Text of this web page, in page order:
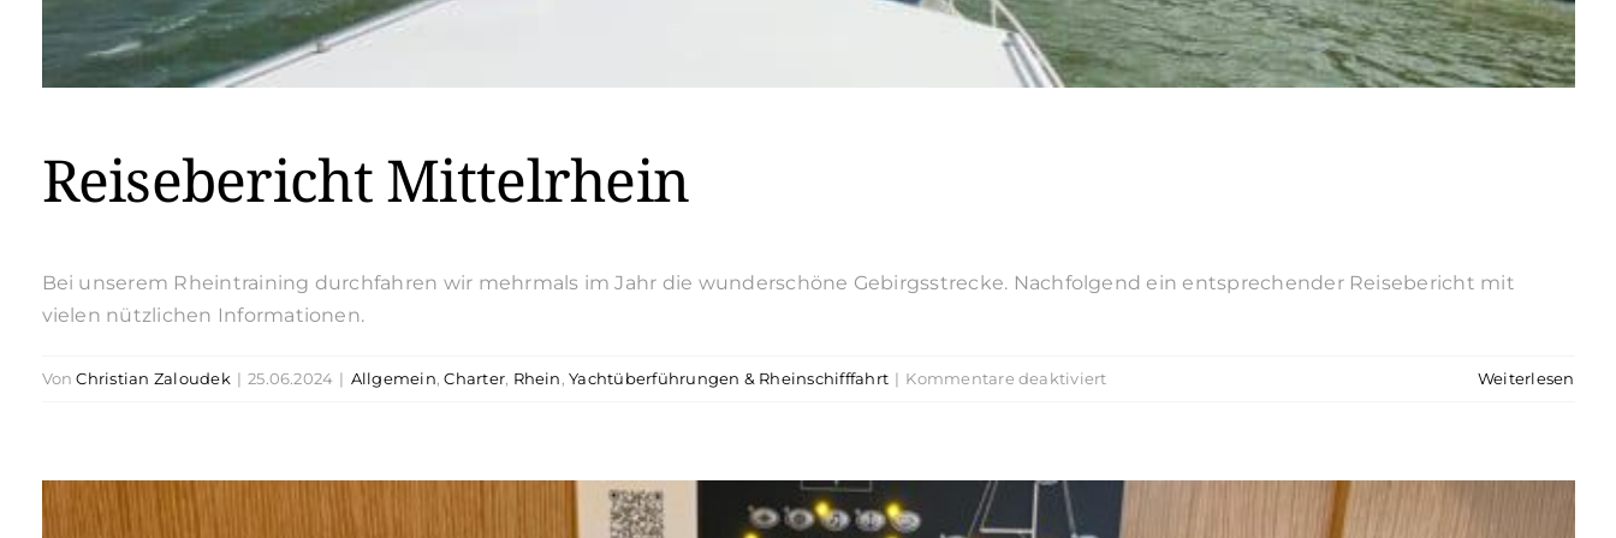
Reisebericht Mittelrhein
Bei unserem Rheintraining durchfahren wir mehrmals im Jahr die wunderschöne Gebirgsstrecke. Nachfolgend ein entsprechender Reisebericht mit
vielen nützlichen Informationen.
VonChristian Zaloudek | 25.06.2024 | Allgemein,Charter, Rhein,Yachtüberführungen & Rheinschifffahrt | Kommentare deaktiviertfür
Weiterlesen